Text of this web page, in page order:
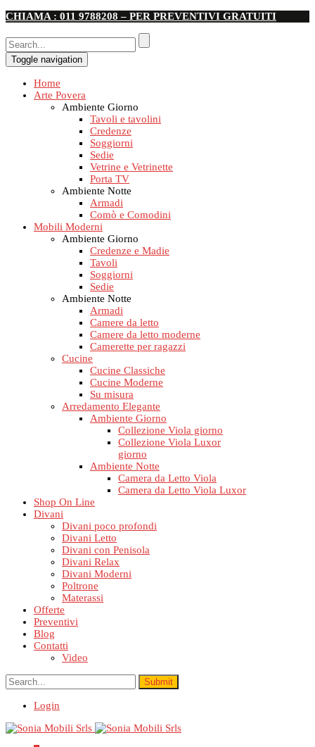
CHIAMA : 011 9788208 – PER PREVENTIVI GRATUITI
Toggle navigation
Home
Arte Povera
Ambiente Giorno
Tavoli e tavolini
Credenze
Soggiorni
Sedie
Vetrine e Vetrinette
Porta TV
Ambiente Notte
Armadi
Comò e Comodini
Mobili Moderni
Ambiente Giorno
Credenze e Madie
Tavoli
Soggiorni
Sedie
Ambiente Notte
Armadi
Camere da letto
Camere da letto moderne
Camerette per ragazzi
Cucine
Cucine Classiche
Cucine Moderne
Su misura
Arredamento Elegante
Ambiente Giorno
Collezione Viola giorno
Collezione Viola Luxor
giorno
Ambiente Notte
Camera da Letto Viola
Camera da Letto Viola Luxor
Shop On Line
Divani
Divani poco profondi
Divani Letto
Divani con Penisola
Divani Relax
Divani Moderni
Poltrone
Materassi
Offerte
Preventivi
Blog
Contatti
Video
Login